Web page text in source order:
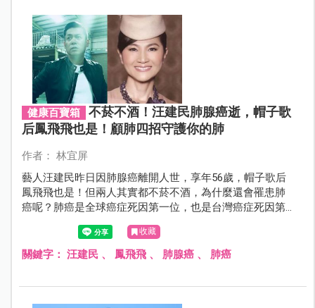
健康百寶箱
不菸不酒！汪建民肺腺癌逝，帽子歌
后鳳飛飛也是！顧肺四招守護你的肺
作者： 林宜屏
藝人汪建民昨日因肺腺癌離開人世，享年56歲，帽子歌后
鳳飛飛也是！但兩人其實都不菸不酒，為什麼還會罹患肺
癌呢？肺癌是全球癌症死因第一位，也是台灣癌症死因第
一名。國民健康署傳授四招，守護你的肺！
收藏
關鍵字： 汪建民、 鳳飛飛、 肺腺癌、 肺癌